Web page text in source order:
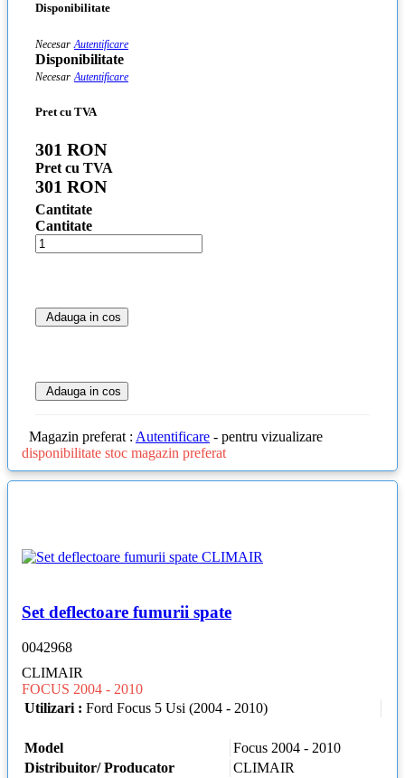
Disponibilitate
Necesar Autentificare
Disponibilitate
Necesar Autentificare
Pret cu TVA
301 RON
Pret cu TVA
301 RON
Cantitate
Cantitate
Adauga in cos
Adauga in cos
Magazin preferat : Autentificare - pentru vizualizare
disponibilitate stoc magazin preferat
Set deflectoare fumurii spate
0042968
CLIMAIR
FOCUS 2004 - 2010
Utilizari : Ford Focus 5 Usi (2004 - 2010)
Model
Focus 2004 - 2010
Distribuitor/ Producator
CLIMAIR